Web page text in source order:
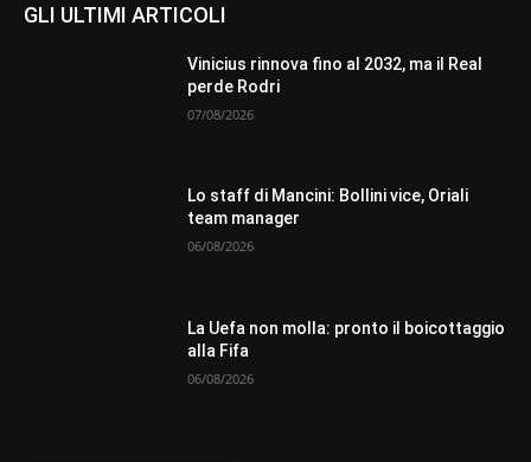
GLI ULTIMI ARTICOLI
Vinicius rinnova fino al 2032, ma il Real
perde Rodri
07/08/2026
Lo staff di Mancini: Bollini vice, Oriali
team manager
06/08/2026
La Uefa non molla: pronto il boicottaggio
alla Fifa
06/08/2026